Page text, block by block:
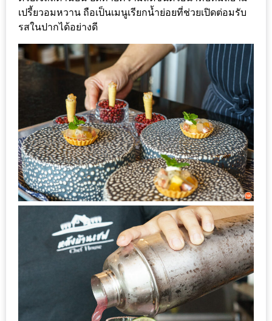
กิจกรรม
ชิง
รางวัล
สมาชิก
ENEWS
น้า
อ้วน
ชวน
หิว
ข้าว
อะไร
เอ่ย
เปรี้ยวอมหวาน ถือเป็นเมนูเรียกน้ำย่อยที่ช่วยเปิดต่อมรับ
รสในปากได้อย่างดี